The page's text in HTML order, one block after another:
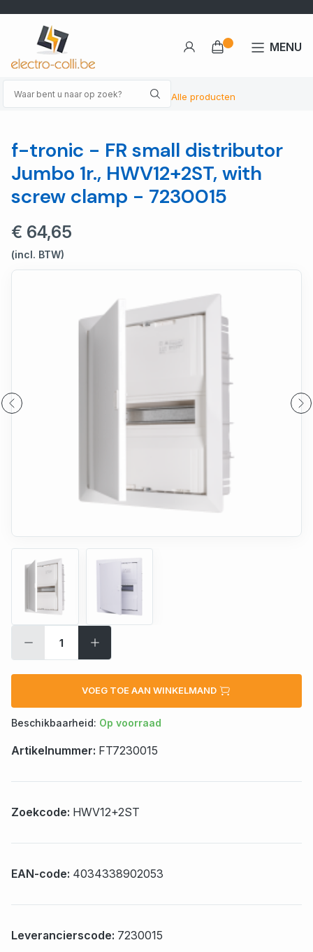
Alle producten
MENU
f-tronic - FR small distributor
Jumbo 1r., HWV12+2ST, with
screw clamp - 7230015
€ 64,65
(incl. BTW)
VOEG TOE AAN WINKELMAND
Beschikbaarheid: Op voorraad
Artikelnummer: FT7230015
Zoekcode: HWV12+2ST
EAN-code: 4034338902053
Leverancierscode: 7230015